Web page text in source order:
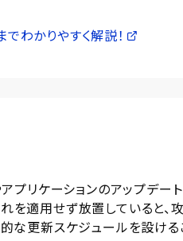
わかりやすく解説！
プリケーションのアップデー
を適用せず放置していると、
な更新スケジュールを設け